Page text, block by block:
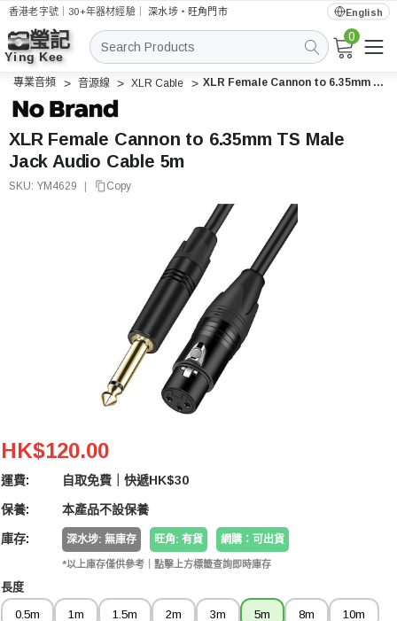
香港老字號｜30+年器材經驗｜深水埗・旺角門市 English
搜
索
0
專業音頻 音源線 XLR Cable XLR Female Cannon to 6.35mm TS Male Jack Audio Cable 5m
XLR Female Cannon to 6.35mm TS Male
Jack Audio Cable 5m
SKU: YM4629 Copy
XLR Female Cannon To 6.35mm TS Male Jack
HK$120.00
運費: 自取免費｜快遞HK$30
保養: 本產品不設保養
庫存: 深水埗: 無庫存 旺角: 有貨 網購：可出貨
*以上庫存僅供參考｜點擊上方標籤查詢即時庫存
長度
0.5m 1m 1.5m 2m 3m 5m 8m 10m